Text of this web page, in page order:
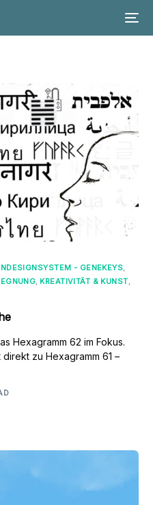
- GENEKEYS,
, KREATIVITÄT & KUNST,
Hexagramm 62 im Fokus.
zu Hexagramm 61 –